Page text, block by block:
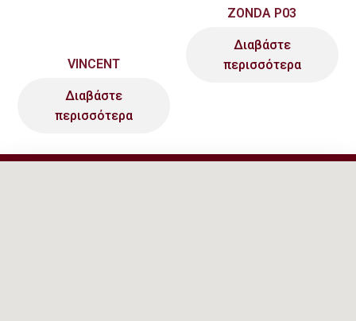
VINCENT
Διαβάστε
περισσότερα
ZONDA P03
Διαβάστε
περισσότερα